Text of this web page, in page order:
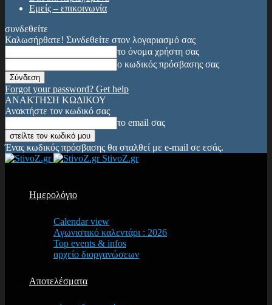
Εμείς – επικοινωνία
συνδεθείτε
Καλωσήρθατε! Συνδεθείτε στον λογαριασμό σας
το όνομα χρήστη σας
ο κωδικός πρόσβασης σας
Forgot your password? Get help
ΑΝΑΚΤΗΣΗ ΚΩΔΙΚΟΥ
Ανακτήστε τον κωδικό σας
το email σας
Ένας κωδικός πρόσβασης θα σταλθεί με e-mail σε εσάς.
StivoZ.gr
Ημερολόγιο
Calendar view
Αγωνιστικό καλεντάρι : 2026
Top events & infos
αρχείο διοργανώσεων
Αποτελέσματα